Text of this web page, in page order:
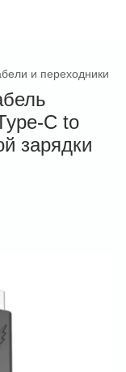
и переходники
C to
зарядки